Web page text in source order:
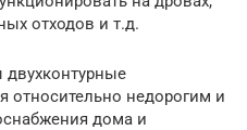
отходов и т.д.
относительно недорогим и
дома и